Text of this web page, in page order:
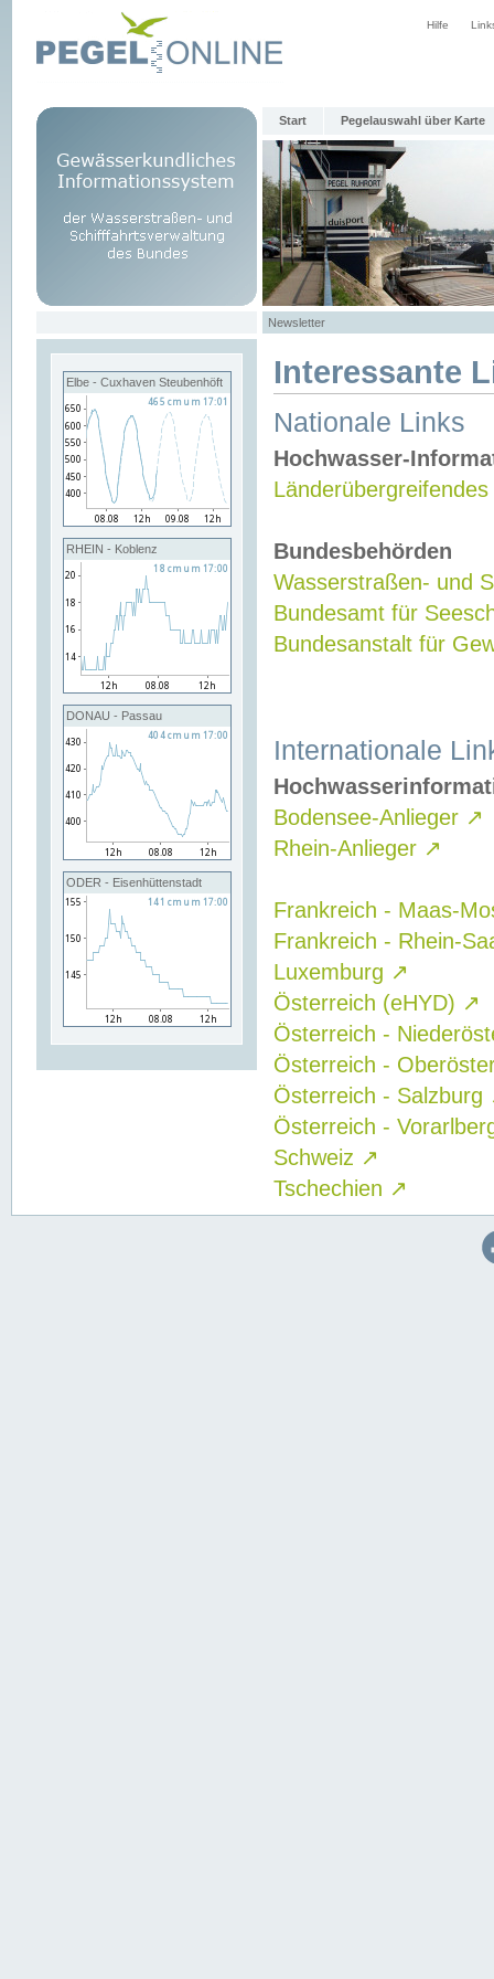
Hilfe
Start Pegelauswahl über Karte
Newsletter
Elbe - Cuxhaven Steubenhöft
RHEIN - Koblenz
DONAU - Passau
ODER - Eisenhüttenstadt
Interessante
Nationale Links
Hochwasser-
Bundesbehörden
Wasserstraßen- und
Bundesamt für
Bundesanstalt für
Internationale
Bodensee-Anlieger ↗
Rhein-Anlieger ↗
Frankreich - Maas-
Frankreich - Rhein-
Luxemburg ↗
Österreich (eHYD) ↗
Österreich -
Österreich -
Österreich - Salzburg
Österreich -
Schweiz ↗
Tschechien ↗